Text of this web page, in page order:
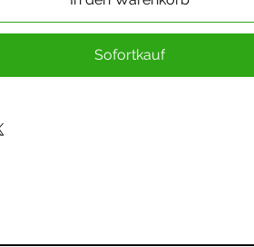
Sofortkauf